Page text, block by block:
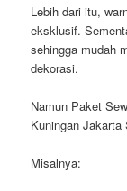
Lebih dari itu,
eksklusif.
sehingga mudah
dekorasi.
Namun Paket
Kuningan
Misalnya: